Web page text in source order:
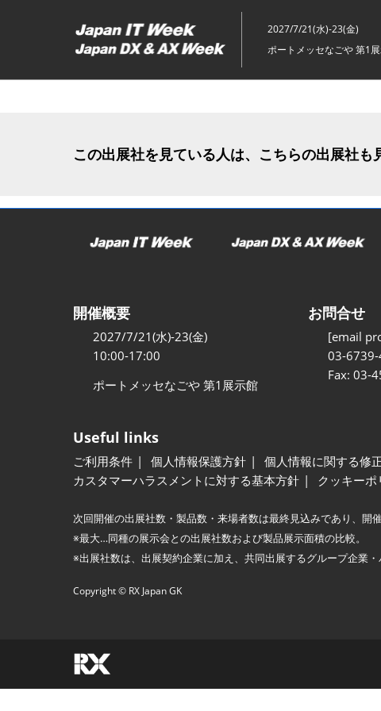
キ
ッ
む
2027/7/21(水)-23(金)
ポートメッセなごや 第1
この出展社を見ている人は、こちらの出展社も
開催概要
2027/7/21(水)-23(金)
10:00-17:00
ポートメッセなごや 第1展示館
お問合せ
[email
03-
Fax: 03-
Useful links
ご利用条件 個人情報保護方針 個人情報に関する修
カスタマーハラスメントに対する基本方針
クッキーポ
次回開催の出展社数・製品数・来場者数は最終見込みであり、開
※最大…同種の展示会との出展社数および製品展示面積の比較。
※出展社数は、出展契約企業に加え、共同出展するグループ企業・
Copyright © RX Japan GK